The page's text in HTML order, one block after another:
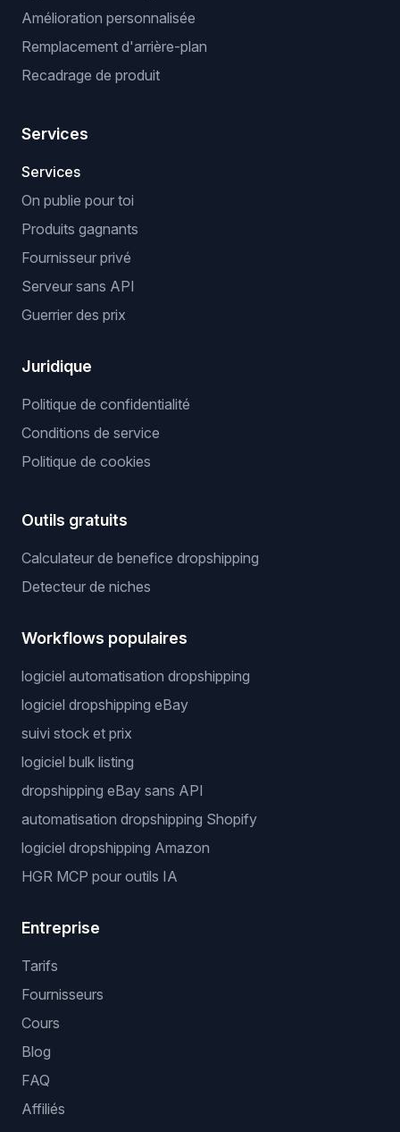
Amélioration personnalisée
Remplacement d'arrière-plan
Recadrage de produit
Services
Services
On publie pour toi
Produits gagnants
Fournisseur privé
Serveur sans API
Guerrier des prix
Juridique
Politique de confidentialité
Conditions de service
Politique de cookies
Outils gratuits
Calculateur de benefice dropshipping
Detecteur de niches
Workflows populaires
logiciel automatisation dropshipping
logiciel dropshipping eBay
suivi stock et prix
logiciel bulk listing
dropshipping eBay sans API
automatisation dropshipping Shopify
logiciel dropshipping Amazon
HGR MCP pour outils IA
Entreprise
Tarifs
Fournisseurs
Cours
Blog
FAQ
Affiliés